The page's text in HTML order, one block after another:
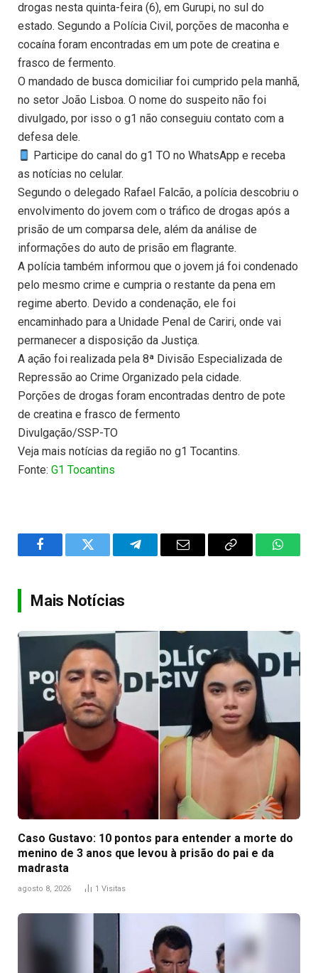
drogas nesta quinta-feira (6), em Gurupi, no sul do
estado. Segundo a Polícia Civil, porções de maconha e
cocaína foram encontradas em um pote de creatina e
frasco de fermento.
O mandado de busca domiciliar foi cumprido pela manhã,
no setor João Lisboa. O nome do suspeito não foi
divulgado, por isso o g1 não conseguiu contato com a
defesa dele.
Participe do canal do g1 TO no WhatsApp e receba
as notícias no celular.
Segundo o delegado Rafael Falcão, a polícia descobriu o
envolvimento do jovem com o tráfico de drogas após a
prisão de um comparsa dele, além da análise de
informações do auto de prisão em flagrante.
A polícia também informou que o jovem já foi condenado
pelo mesmo crime e cumpria o restante da pena em
regime aberto. Devido a condenação, ele foi
encaminhado para a Unidade Penal de Cariri, onde vai
permanecer a disposição da Justiça.
A ação foi realizada pela 8ª Divisão Especializada de
Repressão ao Crime Organizado pela cidade.
Porções de drogas foram encontradas dentro de pote
de creatina e frasco de fermento
Divulgação/SSP-TO
Veja mais notícias da região no g1 Tocantins.
Fonte: G1 Tocantins
FacebookTwitter TelegramEmail
Copy
Mais Notícias
Caso Gustavo: 10 pontos para entender a morte do
menino de 3 anos que levou à prisão do pai e da
madrasta
agosto 8, 2026 1 Visitas